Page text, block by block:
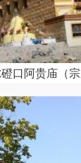
口阿贵庙（宗